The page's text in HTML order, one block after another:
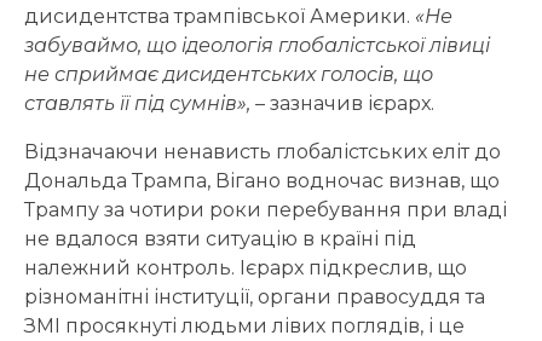
дисидентства трампівської Америки. «Не
забуваймо, що ідеологія глобалістської лівиці
не сприймає дисидентських голосів, що
ставлять її під сумнів», – зазначив ієрарх.
Відзначаючи ненависть глобалістських еліт до
Дональда Трампа, Вігано водночас визнав, що
Трампу за чотири роки перебування при владі
не вдалося взяти ситуацію в країні під
належний контроль. Ієрарх підкреслив, що
різноманітні інституції, органи правосуддя та
ЗМІ просякнуті людьми лівих поглядів, і це